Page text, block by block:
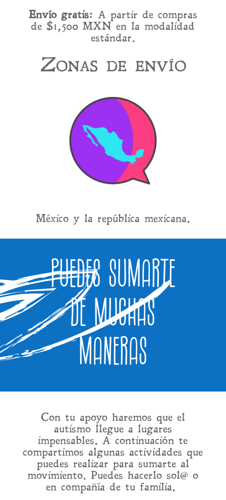
Envío gratis: A partir de compras
de $1,500 MXN en la modalidad
estándar.
Zonas de envío
México y la república mexicana.
Puedes sumarte
de muchas
maneras
Con tu apoyo haremos que el
autismo llegue a lugares
impensables. A continuación te
compartimos algunas actividades que
puedes realizar para sumarte al
movimiento. Puedes hacerlo sol@ o
en compañía de tu familia.